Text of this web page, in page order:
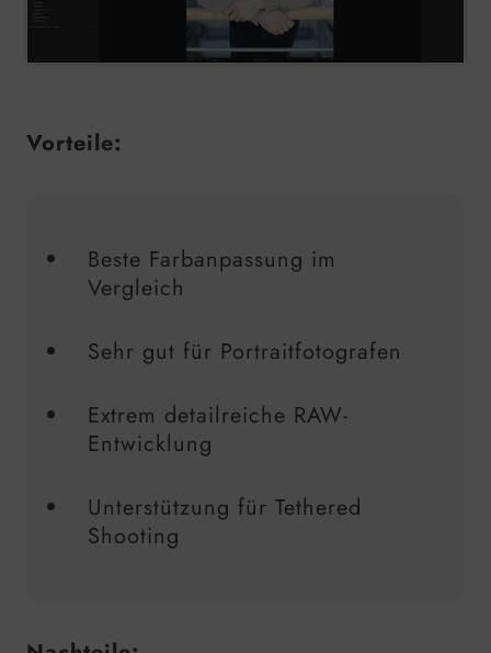
Vorteile:
Beste Farbanpassung im
Vergleich
Sehr gut für Portraitfotografen
Extrem detailreiche RAW-
Entwicklung
Unterstützung für Tethered
Shooting